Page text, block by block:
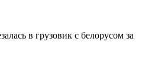
в грузовик с белорусом за